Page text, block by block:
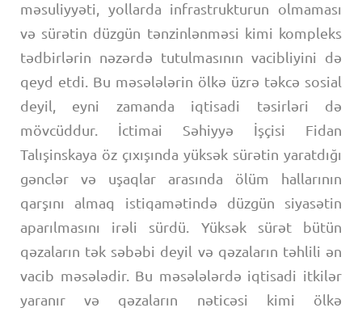
məsuliyyəti, yollarda infrastrukturun olmaması
və sürətin düzgün tənzinlənməsi kimi kompleks
tədbirlərin nəzərdə tutulmasının vacibliyini də
qeyd etdi. Bu məsələlərin ölkə üzrə təkcə sosial
deyil, eyni zamanda iqtisadi təsirləri də
mövcüddur. İctimai Səhiyyə İşçisi Fidan
Talışinskaya öz çıxışında yüksək sürətin yaratdığı
gənclər və uşaqlar arasında ölüm hallarının
qarşını almaq istiqamətində düzgün siyasətin
aparılmasını irəli sürdü. Yüksək sürət bütün
qəzaların tək səbəbi deyil və qəzaların təhlili ən
vacib məsələdir. Bu məsələlərdə iqtisadi itkilər
yaranır və qəzaların nəticəsi kimi ölkə